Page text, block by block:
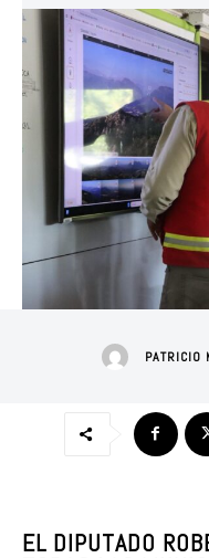
PATRICIO
EL DIPUTADO